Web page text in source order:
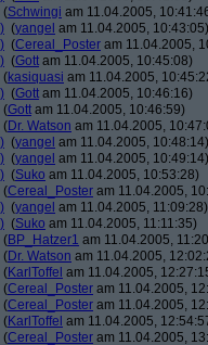
(Schwingi am 11.04.2005,
(yangel am 11.04.2005, 10:43:05)
(Cereal_Poster am 11.04.2005,
(Gott am 11.04.2005, 10:45:08)
(kasiquasi am 11.04.2005,
(Gott am 11.04.2005, 10:46:16)
(Gott am 11.04.2005, 10:46:59)
(Dr. Watson am 11.04.2005,
(yangel am 11.04.2005, 10:48:14)
(yangel am 11.04.2005, 10:49:14)
(Suko am 11.04.2005, 10:53:28)
(Cereal_Poster am 11.04.2005,
(yangel am 11.04.2005, 11:09:28)
(Suko am 11.04.2005, 11:11:35)
(BP_Hatzer1 am 11.04.2005,
(Dr. Watson am 11.04.2005,
(KarlToffel am 11.04.2005,
(Cereal_Poster am 11.04.2005,
(Cereal_Poster am 11.04.2005,
(KarlToffel am 11.04.2005,
(Cereal_Poster am 11.04.2005,